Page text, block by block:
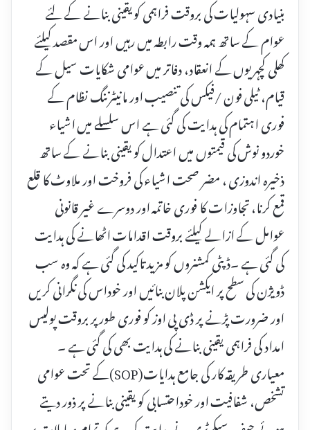
بنیادی سہولیات کی بروقت فراہمی کو یقینی بنانے کے لئے
عوام کے ساتھ ہمہ وقت رابطہ میں رہیں اور اس مقصد کیلئے
کھلی کچہریوں کے انعقاد، دفاتر میں عوامی شکایات سیل کے
قیام، ٹیلی فون /فیکس کی تنصیب اور مانیٹرننگ نظام کے
فوری اہتمام کی ہدایت کی گئی ہے اس سلسلے میں اشیاء
خوردو نوش کی قیمتوں میں اعتدال کو یقینی بنانے کے ساتھ
ذخیرہ اندوزی ، مضر صحت اشیاء کی فروخت اور ملاوٹ کا قلع
قمع کرنا، تجاوزات کا فوری خاتمہ اور دوسرے غیر قانونی
عوامل کے ازالے کیلئے بروقت اقدامات اٹھانے کی ہدایت
کی گئی ہے ۔ڈپٹی کمشنروں کو مزید تاکید کی گئی ہے کہ وہ سب
ڈویژن کی سطح پر ایکشن پلان بنائیں اور خوداس کی نگرانی کریں
اور ضرورت پڑنے پر ڈی پی اوز کو فوری طور پر بروقت پولیس
امداد کی فراہمی یقینی بنانے کی ہدایت بھی کی گئی ہے ۔
معیاری طریقہ کار کی جامع ہدایات(SOP)کے تحت عوامی
تشخص، شفافیت اور خوداحتسابی کو یقینی بنانے پر ذور دیتے